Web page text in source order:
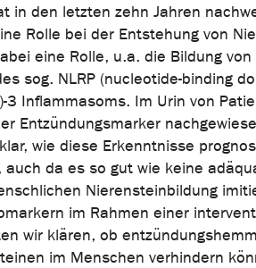
in den letzten zehn Jahren
Rolle bei der Entstehung von
eine Rolle, u.a. die Bildung
sog. NLRP (nucleotide-binding
3 Inflammasoms. Im Urin von
Entzündungsmarker
wie diese Erkenntnisse
da es so gut wie keine
Nierensteinbildung
im Rahmen einer
wir klären, ob
im Menschen verhindern